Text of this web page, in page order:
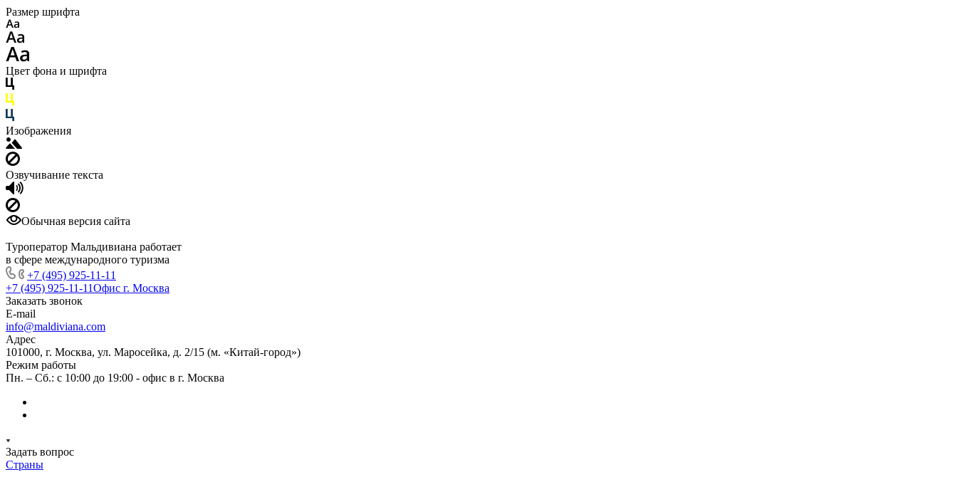
Размер шрифта
Цвет фона и шрифта
Изображения
Озвучивание текста
Обычная версия сайта
Туроператор Мальдивиана работает
в сфере международного туризма
+7 (495) 925-11-11
+7 (495) 925-11-11Офис г. Москва
Заказать звонок
E-mail
info@maldiviana.com
Адрес
101000, г. Москва, ул. Маросейка, д. 2/15 (м. «Китай-город»)
Режим работы
Пн. – Сб.: с 10:00 до 19:00 - офис в г. Москва
Задать вопрос
Страны